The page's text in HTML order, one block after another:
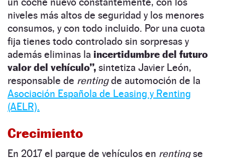
niveles más altos de seguridad y los menores
consumos, y con todo incluido. Por una cuota
fija tienes todo controlado sin sorpresas y
además eliminas la incertidumbre del futuro
valor del vehículo”, sintetiza Javier León,
responsable de rentingde automoción de la
Asociación Española de Leasing y Renting
(AELR).
Crecimiento
En 2017 el parque de vehículos en rentingse